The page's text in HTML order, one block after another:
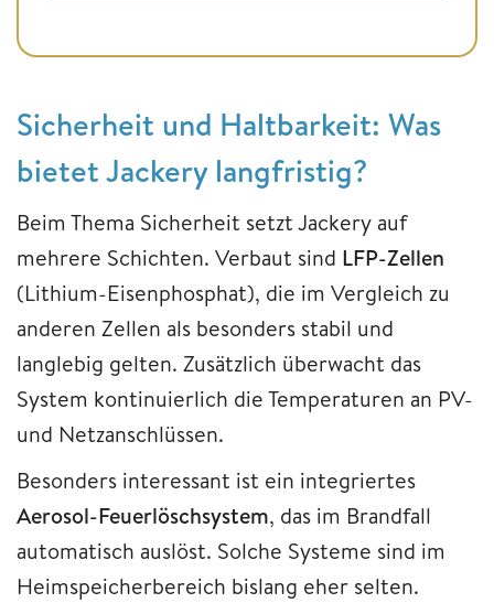
Sicherheit und Haltbarkeit: Was
bietet Jackery langfristig?
Beim Thema Sicherheit setzt Jackery auf
mehrere Schichten. Verbaut sind LFP-Zellen
(Lithium-Eisenphosphat), die im Vergleich zu
anderen Zellen als besonders stabil und
langlebig gelten. Zusätzlich überwacht das
System kontinuierlich die Temperaturen an PV-
und Netzanschlüssen.
Besonders interessant ist ein integriertes
Aerosol-Feuerlöschsystem, das im Brandfall
automatisch auslöst. Solche Systeme sind im
Heimspeicherbereich bislang eher selten.